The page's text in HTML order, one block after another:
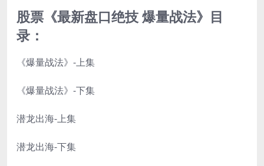
股票《最新盘口绝技 爆量战法》目
录：
《爆量战法》-上集
《爆量战法》-下集
潜龙出海-上集
潜龙出海-下集